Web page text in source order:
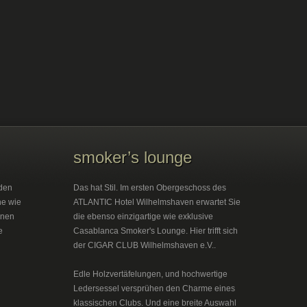
wie
smoker’s lounge
Das hat Stil. Im ersten Obergeschoss des
ATLANTIC Hotel Wilhelmshaven erwartet Sie
die ebenso einzigartige wie exklusive
Casablanca Smoker's Lounge. Hier trifft sich
der CIGAR CLUB Wilhelmshaven e.V..
Edle Holzvertäfelungen, und hochwertige
Ledersessel versprühen den Charme eines
klassischen Clubs. Und eine breite Auswahl